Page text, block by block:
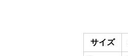
サイズ